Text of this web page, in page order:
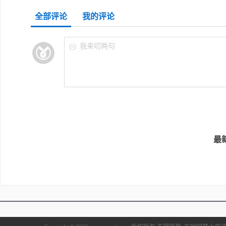
全部评论 我的评论
我来叨两句
最